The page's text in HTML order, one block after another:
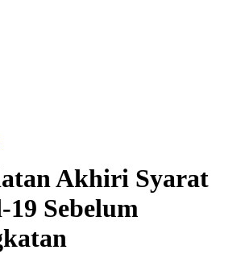
Akhiri Syarat
19 Sebelum